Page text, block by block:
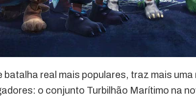
batalha real mais populares, traz mais uma
o conjunto Turbilhão Marítimo na